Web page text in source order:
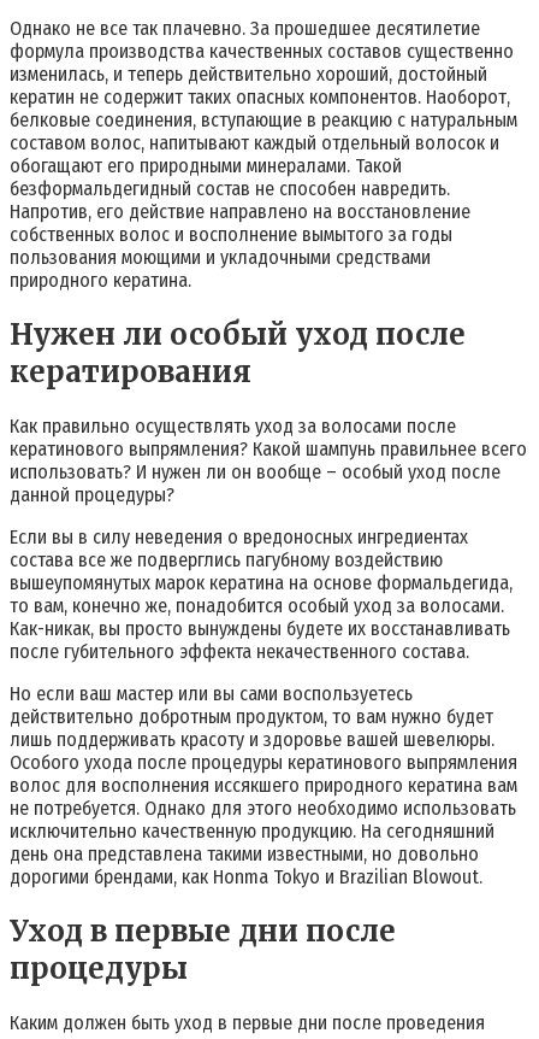
Однако не все так плачевно. За прошедшее десятилетие
формула производства качественных составов существенно
изменилась, и теперь действительно хороший, достойный
кератин не содержит таких опасных компонентов. Наоборот,
белковые соединения, вступающие в реакцию с натуральным
составом волос, напитывают каждый отдельный волосок и
обогащают его природными минералами. Такой
безформальдегидный состав не способен навредить.
Напротив, его действие направлено на восстановление
собственных волос и восполнение вымытого за годы
пользования моющими и укладочными средствами
природного кератина.
Нужен ли особый уход после
кератирования
Как правильно осуществлять уход за волосами после
кератинового выпрямления? Какой шампунь правильнее всего
использовать? И нужен ли он вообще – особый уход после
данной процедуры?
Если вы в силу неведения о вредоносных ингредиентах
состава все же подверглись пагубному воздействию
вышеупомянутых марок кератина на основе формальдегида,
то вам, конечно же, понадобится особый уход за волосами.
Как-никак, вы просто вынуждены будете их восстанавливать
после губительного эффекта некачественного состава.
Но если ваш мастер или вы сами воспользуетесь
действительно добротным продуктом, то вам нужно будет
лишь поддерживать красоту и здоровье вашей шевелюры.
Особого ухода после процедуры кератинового выпрямления
волос для восполнения иссякшего природного кератина вам
не потребуется. Однако для этого необходимо использовать
исключительно качественную продукцию. На сегодняшний
день она представлена такими известными, но довольно
дорогими брендами, как Honma Tokyo и Brazilian Blowout.
Уход в первые дни после
процедуры
Каким должен быть уход в первые дни после проведения